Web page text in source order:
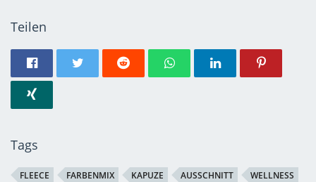
Teilen
Tags
FLEECE FARBENMIX KAPUZE AUSSCHNITT
WELLNESS